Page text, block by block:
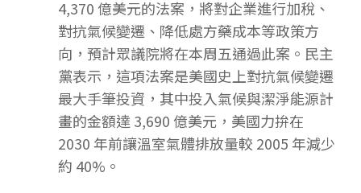
4,370 億美元的法案，將對企業進行加稅、
對抗氣候變遷、降低處方藥成本等政策方
向，預計眾議院將在本周五通過此案。民主
黨表示，這項法案是美國史上對抗氣候變遷
最大手筆投資，其中投入氣候與潔淨能源計
畫的金額達 3,690 億美元，美國力拚在
2030 年前讓溫室氣體排放量較 2005 年減少
約 40%。